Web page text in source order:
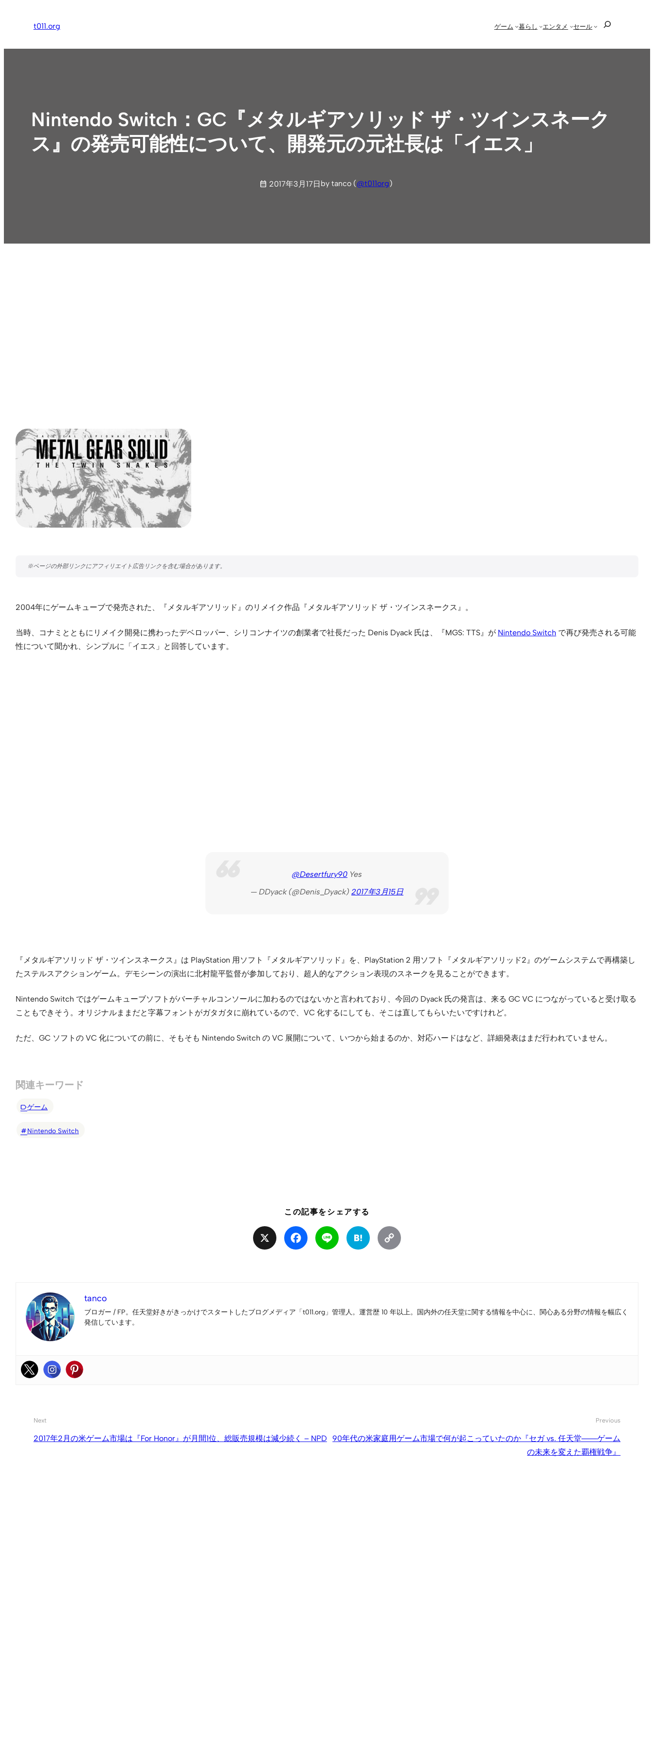
ス
t011.org ゲーム 暮らし エンタメ セール
Nintendo Switch：GC『メタルギアソリッド ザ・ツインスネーク
ス』の発売可能性について、開発元の元社長は「イエス」
2017年3月17日 by tanco (@t011org)
2004年にゲームキューブで発売された、『メタルギアソリッド』のリメイク作品『メタルギアソリッド ザ・ツインスネークス』。
当時、コナミとともにリメイク開発に携わったデベロッパー、シリコンナイツの創業者で社長だった Denis Dyack 氏は、『MGS: TTS』が Nintendo Switch で再び発売される可能
性について聞かれ、シンプルに「イエス」と回答しています。
@Desertfury90 Yes
— DDyack (@Denis_Dyack) 2017年3月15日
『メタルギアソリッド ザ・ツインスネークス』は PlayStation 用ソフト『メタルギアソリッド』を、PlayStation 2 用ソフト『メタルギアソリッド2』のゲームシステムで再構築し
たステルスアクションゲーム。デモシーンの演出に北村龍平監督が参加しており、超人的なアクション表現のスネークを見ることができます。
Nintendo Switch ではゲームキューブソフトがバーチャルコンソールに加わるのではないかと言われており、今回の Dyack 氏の発言は、来る GC VC につながっていると受け取る
こともできそう。オリジナルままだと字幕フォントがガタガタに崩れているので、VC 化するにしても、そこは直してもらいたいですけれど。
ただ、GC ソフトの VC 化についての前に、そもそも Nintendo Switch の VC 展開について、いつから始まるのか、対応ハードはなど、詳細発表はまだ行われていません。
関連キーワード
ゲーム
Nintendo Switch
この記事をシェアする
Facebook Line Hatena
tanco
ブロガー / FP。任天堂好きがきっかけでスタートしたブログメディア「t011.org」管理人。運営歴 10 年以上。国内外の任天堂に関する情報を中心に、関心ある分野の情報を幅広く
発信しています。
Next
2017年2月の米ゲーム市場は『For Honor』が月間1位、総販売規模は減少続く – NPD
Previous
90年代の米家庭用ゲーム市場で何が起こっていたのか『セガ vs. 任天堂――ゲーム
の未来を変えた覇権戦争』